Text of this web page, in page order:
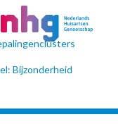
Bijzonderheid